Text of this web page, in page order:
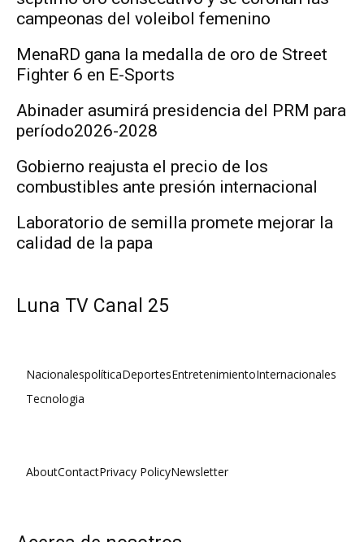
campeonas del voleibol femenino
MenaRD gana la medalla de oro de Street
Fighter 6 en E-Sports
Abinader asumirá presidencia del PRM para
período2026-2028
Gobierno reajusta el precio de los
combustibles ante presión internacional
Laboratorio de semilla promete mejorar la
calidad de la papa
Luna TV Canal 25
NacionalespolíticaDeportesEntretenimientoInternacionales
Tecnologia
AboutContactPrivacy PolicyNewsletter